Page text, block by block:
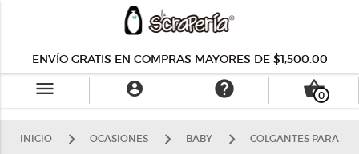
ENVÍO GRATIS EN COMPRAS MAYORES DE $1,500.00
menu  help 0
shopping_basket
INICIO OCASIONES BABY
COLGANTES PARA